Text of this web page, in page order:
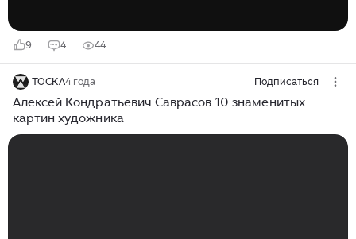
9 4 44
ТОСКА4 года Подписаться
Алексей Кондратьевич Саврасов 10 знаменитых
картин художника